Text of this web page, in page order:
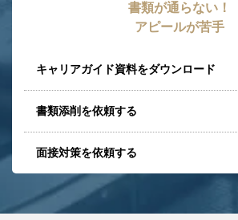
書類が通らない！
アピールが苦手
キャリアガイド資料をダウンロード
書類添削を依頼する
面接対策を依頼する